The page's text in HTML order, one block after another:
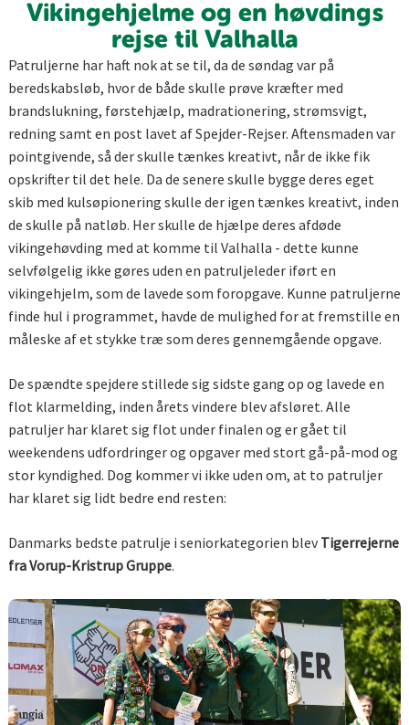
Vikingehjelme og en høvdings
rejse til Valhalla
Patruljerne har haft nok at se til, da de søndag var på
beredskabsløb, hvor de både skulle prøve kræfter med
brandslukning, førstehjælp, madrationering, strømsvigt,
redning samt en post lavet af Spejder-Rejser. Aftensmaden var
pointgivende, så der skulle tænkes kreativt, når de ikke fik
opskrifter til det hele. Da de senere skulle bygge deres eget
skib med kulsøpionering skulle der igen tænkes kreativt, inden
de skulle på natløb. Her skulle de hjælpe deres afdøde
vikingehøvding med at komme til Valhalla - dette kunne
selvfølgelig ikke gøres uden en patruljeleder iført en
vikingehjelm, som de lavede som foropgave. Kunne patruljerne
finde hul i programmet, havde de mulighed for at fremstille en
måleske af et stykke træ som deres gennemgående opgave.
De spændte spejdere stillede sig sidste gang op og lavede en
flot klarmelding, inden årets vindere blev afsløret. Alle
patruljer har klaret sig flot under finalen og er gået til
weekendens udfordringer og opgaver med stort gå-på-mod og
stor kyndighed. Dog kommer vi ikke uden om, at to patruljer
har klaret sig lidt bedre end resten:
Danmarks bedste patrulje i seniorkategorien blevTigerrejerne
fra Vorup-Kristrup Gruppe.